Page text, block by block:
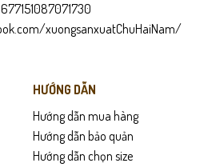
xuongsanxuatChuHaiNam/
HƯỚNG DẪN
Hướng dẫn mua hàng
Hướng dẫn bảo quản
Hướng dẫn chọn size